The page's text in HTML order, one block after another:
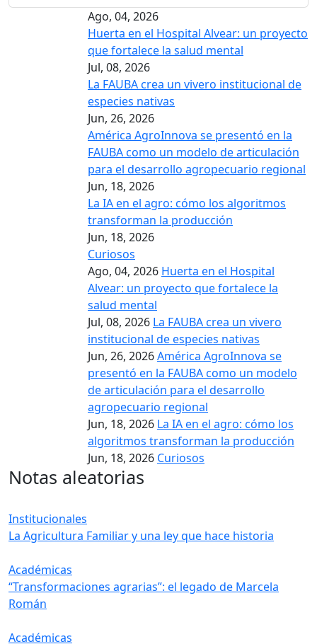
Ago, 04, 2026
Huerta en el Hospital Alvear: un proyecto
que fortalece la salud mental
Jul, 08, 2026
La FAUBA crea un vivero institucional de
especies nativas
Jun, 26, 2026
América AgroInnova se presentó en la
FAUBA como un modelo de articulación
para el desarrollo agropecuario regional
Jun, 18, 2026
La IA en el agro: cómo los algoritmos
transforman la producción
Jun, 18, 2026
Curiosos
Ago, 04, 2026 Huerta en el Hospital
Alvear: un proyecto que fortalece la
salud mental
Jul, 08, 2026 La FAUBA crea un vivero
institucional de especies nativas
Jun, 26, 2026América AgroInnova se
presentó en la FAUBA como un modelo
de articulación para el desarrollo
agropecuario regional
Jun, 18, 2026 La IA en el agro: cómo los
algoritmos transforman la producción
Jun, 18, 2026 Curiosos
Notas aleatorias
Institucionales
La Agricultura Familiar y una ley que hace historia
Académicas
“Transformaciones agrarias”: el legado de Marcela
Román
Académicas